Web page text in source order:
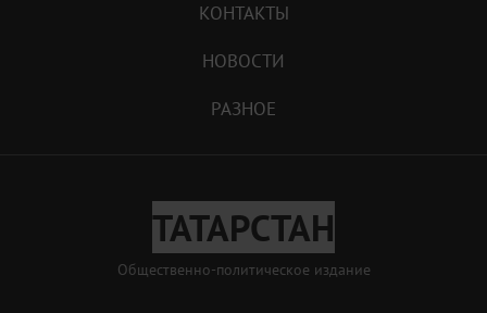
КОНТАКТЫ
НОВОСТИ
РАЗНОЕ
ТАТАРСТАН
Общественно-политическое издание